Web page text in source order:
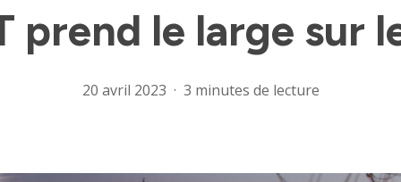
prend le large sur
20 avril 2023 3 minutes de lecture